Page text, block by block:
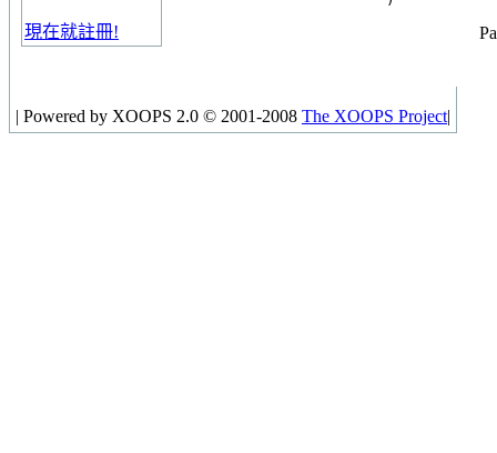
現在就註冊!
| Powered by XOOPS 2.0 © 2001-2008 The XOOPS Project|